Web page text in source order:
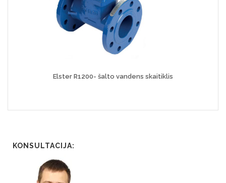
Elster R1200- šalto vandens skaitiklis
KONSULTACIJA: